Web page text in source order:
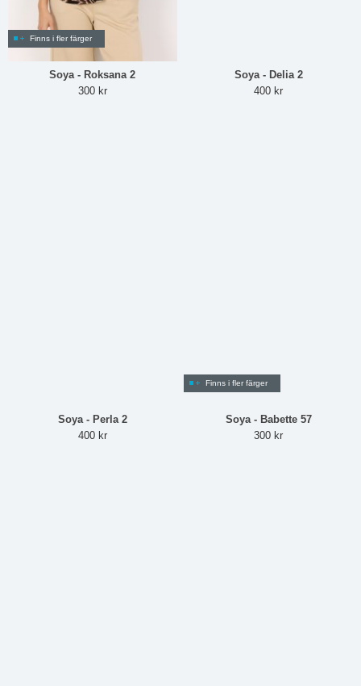
Finns i fler färger
Soya - Roksana 2
300 kr
Soya - Delia 2
400 kr
Soya - Perla 2
400 kr
Finns i fler färger
Soya - Babette 57
300 kr